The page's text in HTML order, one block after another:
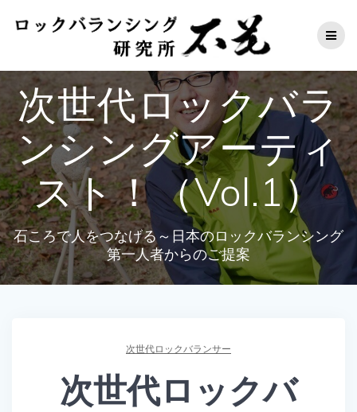
ン
ツ
へ
ス
キ
ッ
プ
次世代ロックバラ
ンシングアーティ
スト！（Vol.1）
石ころで人をつなげる～日本のロックバランシング
第一人者からのご提案
次世代ロックバランサー
次世代ロックバ